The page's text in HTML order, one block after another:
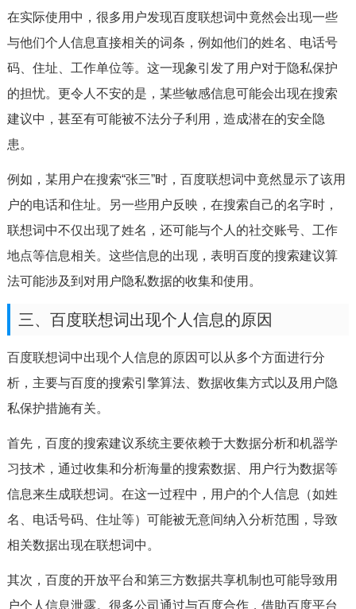
在实际使用中，很多用户发现百度联想词中竟然会出现一些
与他们个人信息直接相关的词条，例如他们的姓名、电话号
码、住址、工作单位等。这一现象引发了用户对于隐私保护
的担忧。更令人不安的是，某些敏感信息可能会出现在搜索
建议中，甚至有可能被不法分子利用，造成潜在的安全隐
患。
例如，某用户在搜索“张三”时，百度联想词中竟然显示了该用
户的电话和住址。另一些用户反映，在搜索自己的名字时，
联想词中不仅出现了姓名，还可能与个人的社交账号、工作
地点等信息相关。这些信息的出现，表明百度的搜索建议算
法可能涉及到对用户隐私数据的收集和使用。
三、百度联想词出现个人信息的原因
百度联想词中出现个人信息的原因可以从多个方面进行分
析，主要与百度的搜索引擎算法、数据收集方式以及用户隐
私保护措施有关。
首先，百度的搜索建议系统主要依赖于大数据分析和机器学
习技术，通过收集和分析海量的搜索数据、用户行为数据等
信息来生成联想词。在这一过程中，用户的个人信息（如姓
名、电话号码、住址等）可能被无意间纳入分析范围，导致
相关数据出现在联想词中。
其次，百度的开放平台和第三方数据共享机制也可能导致用
户个人信息泄露。很多公司通过与百度合作，借助百度平台